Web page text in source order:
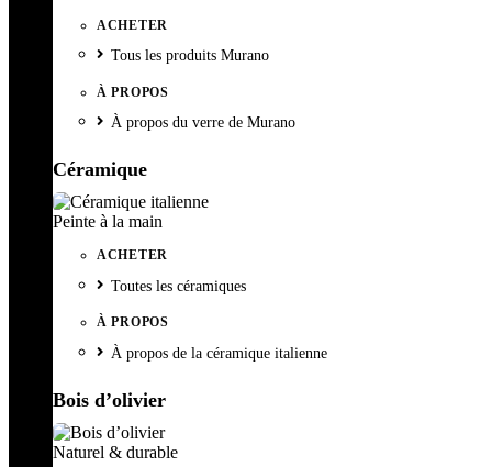
ACHETER
Tous les produits Murano
À PROPOS
À propos du verre de Murano
Céramique
Peinte à la main
ACHETER
Toutes les céramiques
À PROPOS
À propos de la céramique italienne
Bois d’olivier
Naturel & durable